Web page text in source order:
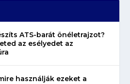
ATS-barát önéletrajzot?
az esélyedet az
használják ezeket a